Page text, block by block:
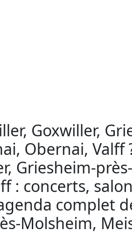
Goxwiller,
Obernai, Valff
Griesheim-
: concerts,
complet
Molsheim,